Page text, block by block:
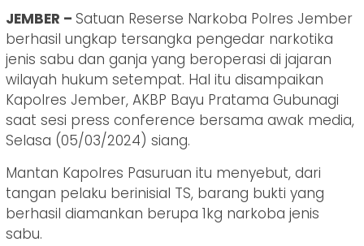
JEMBER – Satuan Reserse Narkoba Polres Jember
berhasil ungkap tersangka pengedar narkotika
jenis sabu dan ganja yang beroperasi di jajaran
wilayah hukum setempat. Hal itu disampaikan
Kapolres Jember, AKBP Bayu Pratama Gubunagi
saat sesi press conference bersama awak media,
Selasa (05/03/2024) siang.
Mantan Kapolres Pasuruan itu menyebut, dari
tangan pelaku berinisial TS, barang bukti yang
berhasil diamankan berupa 1kg narkoba jenis
sabu.